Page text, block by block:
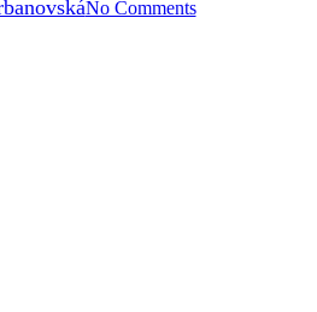
No Comments